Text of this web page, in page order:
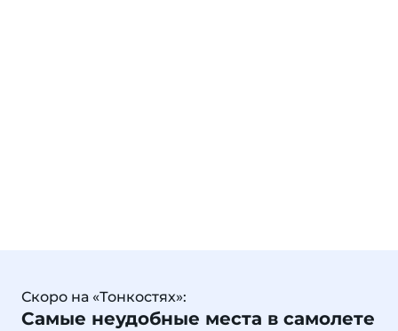
Скоро на «Тонкостях»:
Самые неудобные места в самолете